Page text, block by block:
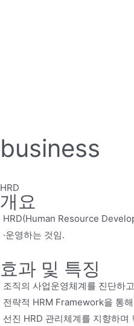
business
HRD
개요
HRD(Human Resource
·운영하는 것임.
효과 및 특징
조직의 사업운영체계를 진단하
전략적 HRM Framework을 통
선진 HRD 관리체계를 지향하